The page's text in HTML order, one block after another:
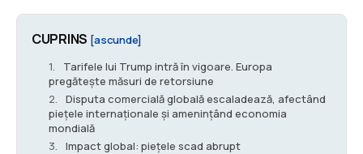
CUPRINS [ascunde]
Tarifele lui Trump intră în vigoare. Europa
pregătește măsuri de retorsiune
Disputa comercială globală escaladează, afectând
piețele internaționale și amenințând economia
mondială
Impact global: piețele scad abrupt